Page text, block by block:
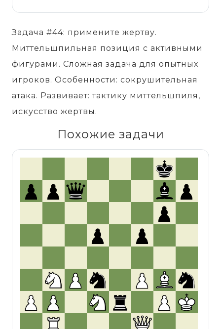
Задача #44: примените жертву.
Миттельшпильная позиция с активными
фигурами. Сложная задача для опытных
игроков. Особенности: сокрушительная
атака. Развивает: тактику миттельшпиля,
искусство жертвы.
Похожие задачи